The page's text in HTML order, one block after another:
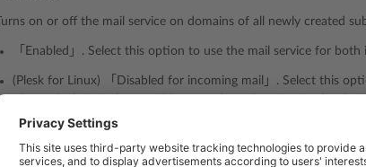
Turns on or off the mail service on domains of all newly created
「Enabled」. Select this option to use the mail service for
(Plesk for Linux) 「Disabled for incoming mail」. Select this
Alternatively, it is also possible to send emails using Sendmail
(Plesk for Windows) 「Disabled」. Select this option to turn
「Not configured」. Select this option to turn off the mail